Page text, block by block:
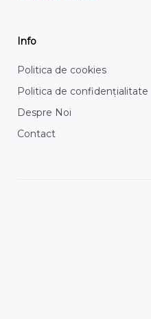
Info
Politica de cookies
Politica de confidențialitate
Despre Noi
Contact